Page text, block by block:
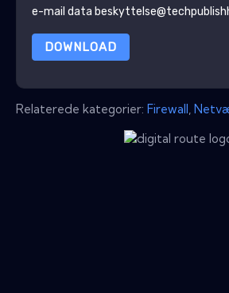
e-mail data
DOWNLOAD
Relaterede kategorier: Firewall